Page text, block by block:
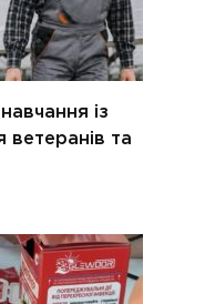
із
ветеранів та